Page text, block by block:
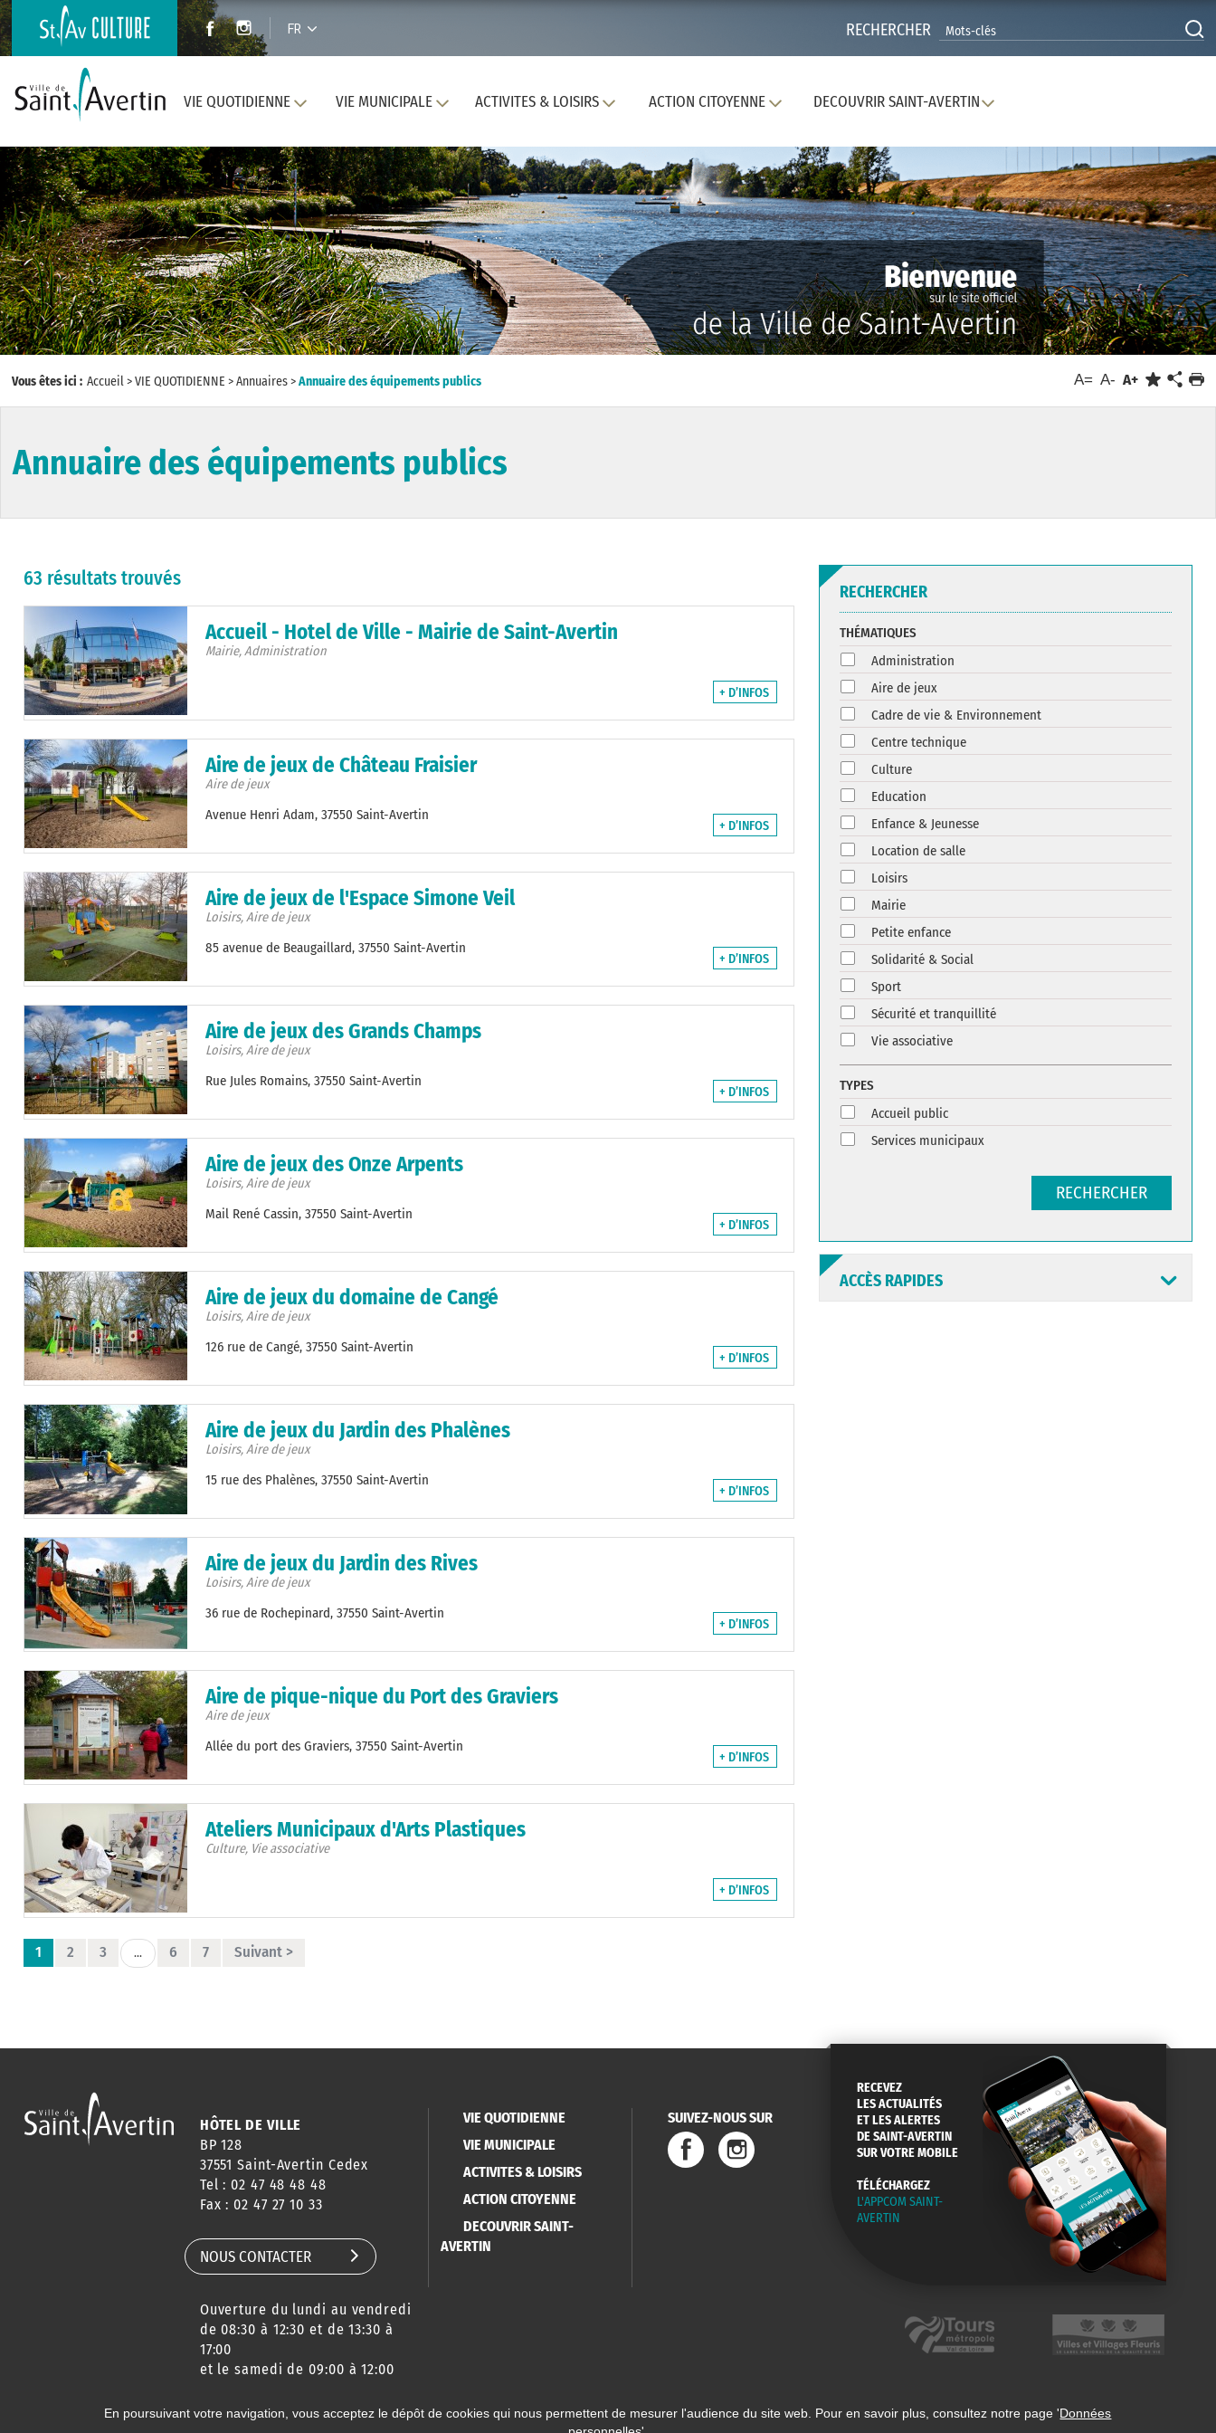
FR RECHERCHER
VIE QUOTIDIENNE VIE MUNICIPALE ACTIVITES & LOISIRS ACTION CITOYENNE DECOUVRIR SAINT-AVERTIN
Vous êtes ici : Accueil>VIE QUOTIDIENNE >Annuaires>Annuaire des équipements publics A= A- A+
Annuaire des équipements publics
63 résultats trouvés
Accueil - Hotel de Ville - Mairie de Saint-Avertin
Mairie, Administration
+ D’INFOS
Aire de jeux de Château Fraisier
Aire de jeux
Avenue Henri Adam, 37550 Saint-Avertin
+ D’INFOS
Aire de jeux de l'Espace Simone Veil
Loisirs, Aire de jeux
85 avenue de Beaugaillard, 37550 Saint-Avertin
+ D’INFOS
Aire de jeux des Grands Champs
Loisirs, Aire de jeux
Rue Jules Romains, 37550 Saint-Avertin
+ D’INFOS
Aire de jeux des Onze Arpents
Loisirs, Aire de jeux
Mail René Cassin, 37550 Saint-Avertin
+ D’INFOS
Aire de jeux du domaine de Cangé
Loisirs, Aire de jeux
126 rue de Cangé, 37550 Saint-Avertin
+ D’INFOS
Aire de jeux du Jardin des Phalènes
Loisirs, Aire de jeux
15 rue des Phalènes, 37550 Saint-Avertin
+ D’INFOS
Aire de jeux du Jardin des Rives
Loisirs, Aire de jeux
36 rue de Rochepinard, 37550 Saint-Avertin
+ D’INFOS
Aire de pique-nique du Port des Graviers
Aire de jeux
Allée du port des Graviers, 37550 Saint-Avertin
+ D’INFOS
Ateliers Municipaux d'Arts Plastiques
Culture, Vie associative
+ D’INFOS
1 2 3 ... 6 7 Suivant >
RECHERCHER
THÉMATIQUES
Administration
Aire de jeux
Cadre de vie & Environnement
Centre technique
Culture
Education
Enfance & Jeunesse
Location de salle
Loisirs
Mairie
Petite enfance
Solidarité & Social
Sport
Sécurité et tranquillité
Vie associative
TYPES
Accueil public
Services municipaux
RECHERCHER
ACCÈS RAPIDES
HÔTEL DE VILLE
BP 128
37551 Saint-Avertin Cedex
Tel : 02 47 48 48 48
Fax : 02 47 27 10 33
NOUS CONTACTER
Ouverture du lundi au vendredi
de 08:30 à 12:30 et de 13:30 à
17:00
et le samedi de 09:00 à 12:00
VIE QUOTIDIENNE
VIE MUNICIPALE
ACTIVITES & LOISIRS
ACTION CITOYENNE
DECOUVRIR SAINT-
AVERTIN
SUIVEZ-NOUS SUR
RECEVEZ
LES ACTUALITÉS
ET LES ALERTES
DE SAINT-AVERTIN
SUR VOTRE MOBILE
TÉLÉCHARGEZ
L'APPCOM SAINT-
AVERTIN
En poursuivant votre navigation, vous acceptez le dépôt de cookies qui nous permettent de mesurer l'audience du site web. Pour en savoir plus, consultez notre page 'Données